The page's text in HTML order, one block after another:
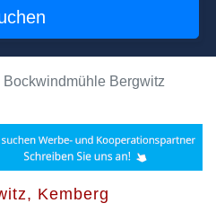
Bockwindmühle Bergwitz
Kemberg